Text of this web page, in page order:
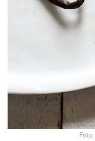
Foto: